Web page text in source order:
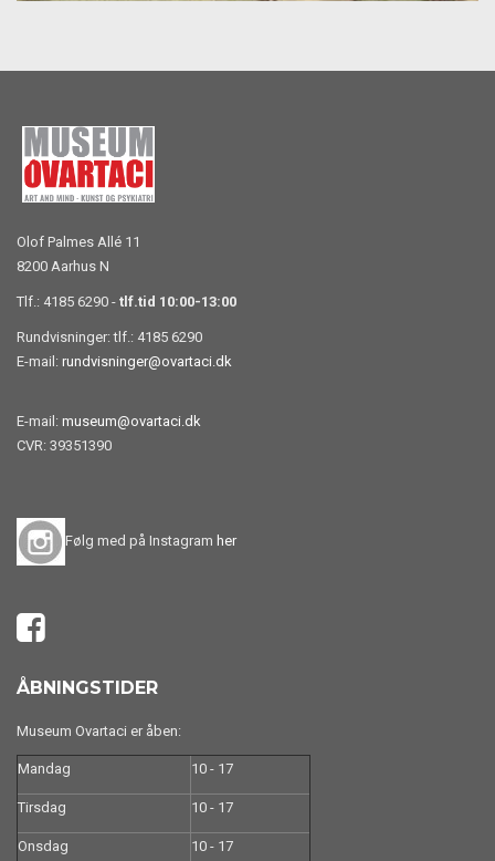
Olof Palmes Allé 11
8200 Aarhus N
Tlf.: 4185 6290 - tlf.tid 10:00-13:00
Rundvisninger: tlf.: 4185 6290
E-mail: rundvisninger@ovartaci.dk
E-mail: museum@ovartaci.dk
CVR: 39351390
Følg med på Instagram her
ÅBNINGSTIDER
Museum Ovartaci er åben:
Mandag 10 - 17
Tirsdag 10 - 17
Onsdag 10 - 17